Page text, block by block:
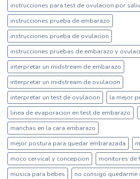
instrucciones para test de ovulacion por
instrucciones prueba de embarazo
instrucciones prueba de ovulacion
instrucciones pruebas de embarazo y
interpretar un midstream de embarazo
interpretar un midstream de ovulacion
interpretar un test de ovulacion
la mejor
linea de evaporacion en test de embarazo
manchas en la cara embarazo
mejor postura para quedar embarazada
moco cervical y concepcion
monitores de
musica para bebes
no consigo quedarme